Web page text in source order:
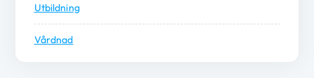
Utbildning
Vårdnad